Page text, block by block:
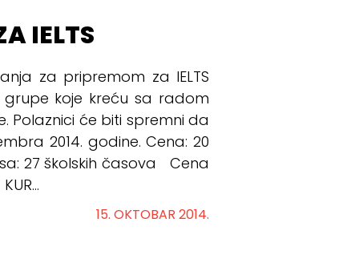
IELTS
za pripremom za IELTS
koje kreću sa radom
Polaznici će biti spremni da
2014. godine. Cena: 20
27 školskih časova Cena
15. OKTOBAR 2014.